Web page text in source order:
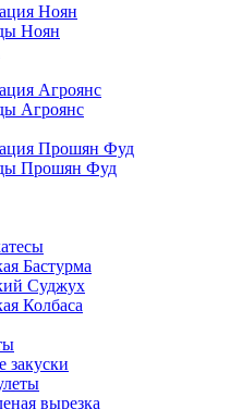
Ноян
Ноян
Агроянс
Агроянс
Прошян Фуд
Прошян Фуд
Бастурма
Суджух
Колбаса
закуски
вырезка